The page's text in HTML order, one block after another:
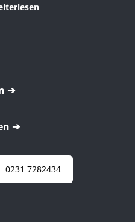
➔
➔
0231 7282434